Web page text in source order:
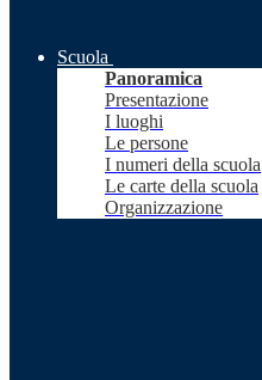
Scuola
Panoramica
Presentazione
I luoghi
Le persone
I numeri della scuola
Le carte della scuola
Organizzazione